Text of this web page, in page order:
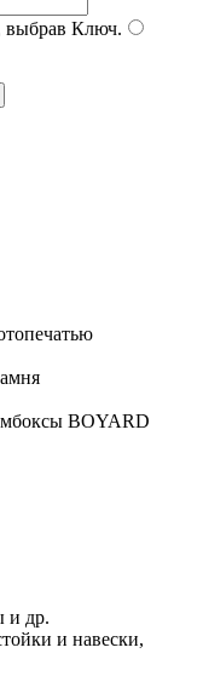
выбрав Ключ.
BOYARD
и др.
и навески,